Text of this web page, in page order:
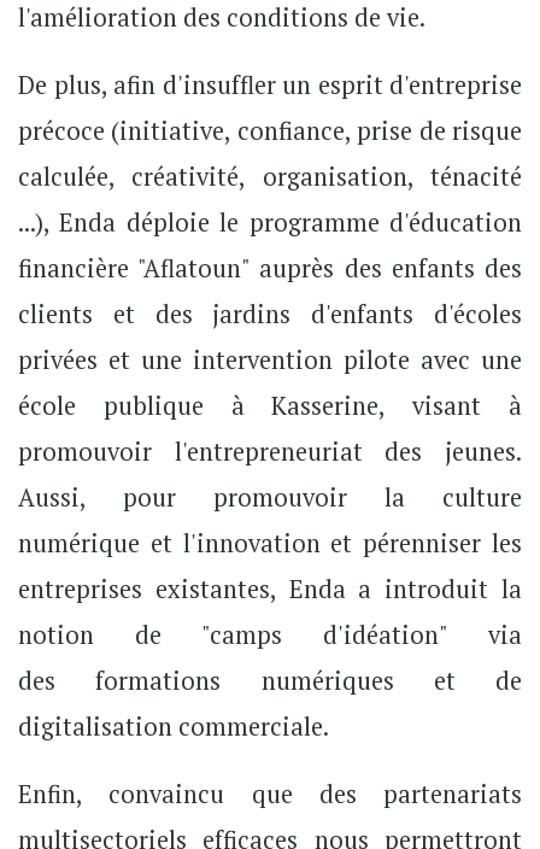
l'amélioration des conditions de vie.
De plus, afin d'insuffler un esprit d'entreprise
précoce (initiative, confiance, prise de risque
calculée, créativité, organisation, ténacité
...), Enda déploie le programme d'éducation
financière "Aflatoun" auprès des enfants des
clients et des jardins d'enfants d'écoles
privées et une intervention pilote avec une
école publique à Kasserine, visant à
promouvoir l'entrepreneuriat des jeunes.
Aussi, pour promouvoir la culture
numérique et l'innovation et pérenniser les
entreprises existantes, Enda a introduit la
notion de "camps d'idéation" via
des formations numériques et de
digitalisation commerciale.
Enfin, convaincu que des partenariats
multisectoriels efficaces nous permettront